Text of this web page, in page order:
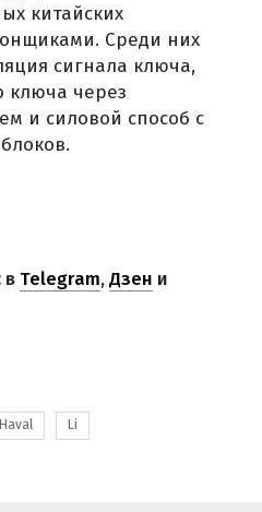
китайских
Среди них
сигнала ключа,
ключа через
и силовой способ с
в Telegram,Дзен и
Haval Li